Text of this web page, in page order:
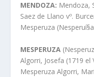
MENDOZA: Mendoza,
Saez de Llano vº.
Mesperuza
MESPERUZA
Algorri, Josefa (1719 el
Mesperuza Algorri,